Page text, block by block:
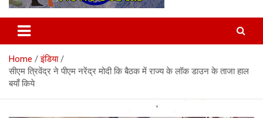
Latest News Today, Breaking
News, Uttarakhand News in
Hindi
Home
इंडिया
सीएम त्रिवेंद्र ने पीएम नरेंद्र मोदी कि बैठक में राज्य के लॉक डाउन के ताजा हाल
बयाँ किये